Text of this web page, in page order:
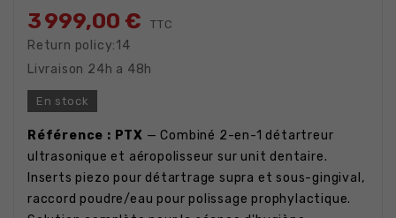
3 999,00 € TTC
Return policy:14
Livraison 24h a 48h
En stock
Référence : PTX — Combiné 2-en-1 détartreur
ultrasonique et aéropolisseur sur unit dentaire.
Inserts piezo pour détartrage supra et sous-gingival,
raccord poudre/eau pour polissage prophylactique.